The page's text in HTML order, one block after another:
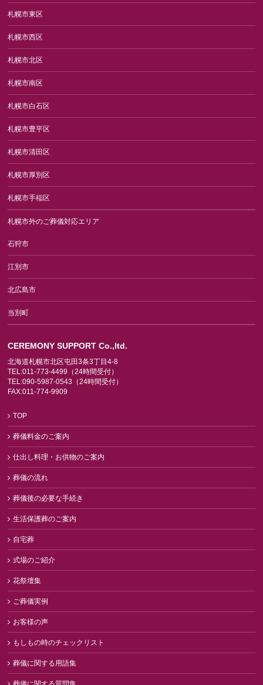
札幌市東区
札幌市西区
札幌市北区
札幌市南区
札幌市白石区
札幌市豊平区
札幌市清田区
札幌市厚別区
札幌市手稲区
札幌市外のご葬儀対応エリア
石狩市
江別市
北広島市
当別町
CEREMONY SUPPORT Co.,ltd.
北海道札幌市北区屯田3条3丁目4-8
TEL:011-773-4499（24時間受付）
TEL:090-5987-0543（24時間受付）
FAX:011-774-9909
TOP
葬儀料金のご案内
仕出し料理・お供物のご案内
葬儀の流れ
葬儀後の必要な手続き
生活保護葬のご案内
自宅葬
式場のご紹介
花祭壇集
ご葬儀実例
お客様の声
もしもの時のチェックリスト
葬儀に関する用語集